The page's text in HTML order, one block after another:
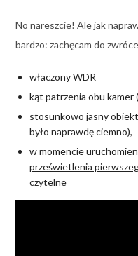
No nareszcie! Ale jak
bardzo: zachęcam do
właczony WDR
kąt patrzenia obu kamer
stosunkowo jasny
było naprawdę ciemno),
w momencie
prześwietlenia
czytelne